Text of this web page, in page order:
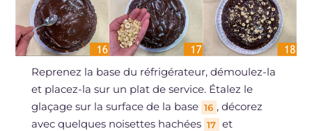
Reprenez la base du réfrigérateur, démoulez-la
et placez-la sur un plat de service. Étalez le
glaçage sur la surface de la base 16 , décorez
avec quelques noisettes hachées 17 et